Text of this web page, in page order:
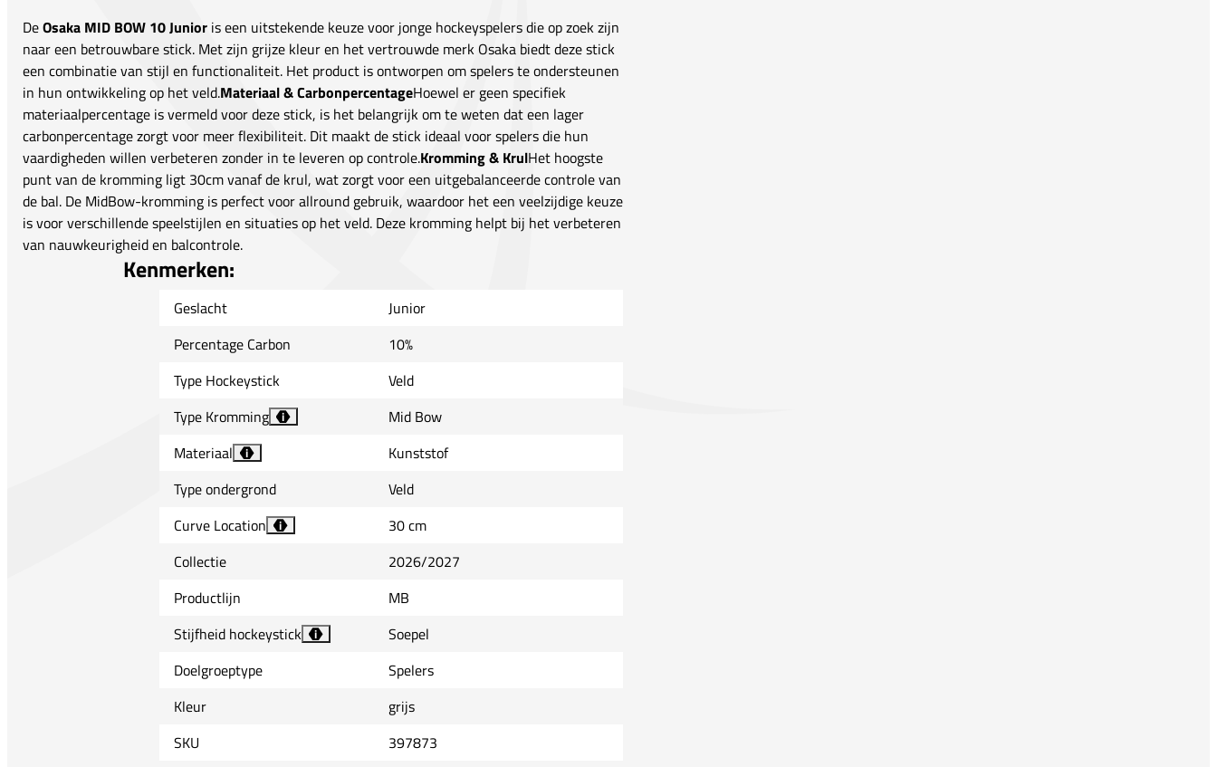
DeOsaka MID BOW 10 Junior is een uitstekende keuze voor jonge hockeyspelers die op zoek zijn
naar een betrouwbare stick. Met zijn grijze kleur en het vertrouwde merk Osaka biedt deze stick
een combinatie van stijl en functionaliteit. Het product is ontworpen om spelers te ondersteunen
in hun ontwikkeling op het veld.Materiaal & CarbonpercentageHoewel er geen specifiek
materiaalpercentage is vermeld voor deze stick, is het belangrijk om te weten dat een lager
carbonpercentage zorgt voor meer flexibiliteit. Dit maakt de stick ideaal voor spelers die hun
vaardigheden willen verbeteren zonder in te leveren op controle.Kromming & KrulHet hoogste
punt van de kromming ligt 30cm vanaf de krul, wat zorgt voor een uitgebalanceerde controle van
de bal. De MidBow-kromming is perfect voor allround gebruik, waardoor het een veelzijdige keuze
is voor verschillende speelstijlen en situaties op het veld. Deze kromming helpt bij het verbeteren
van nauwkeurigheid en balcontrole.
Kenmerken:
Geslacht
Junior
Percentage Carbon
10%
Type Hockeystick
Veld
Type Kromming
i
Mid Bow
Materiaal
i
Kunststof
Type ondergrond
Veld
Curve Location
i
30 cm
Collectie
2026/2027
Productlijn
MB
Stijfheid hockeystick
i
Soepel
Doelgroeptype
Spelers
Kleur
grijs
SKU
397873